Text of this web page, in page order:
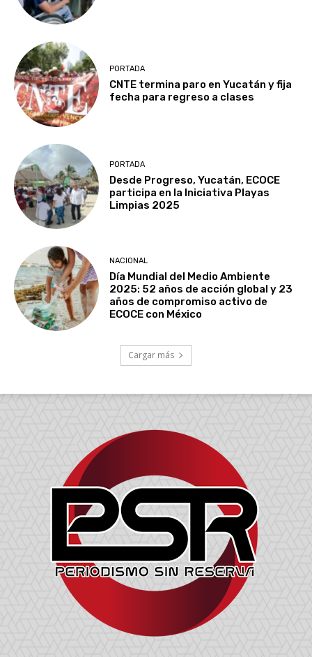
PORTADA
CNTE termina paro en Yucatán y fija
fecha para regreso a clases
PORTADA
Desde Progreso, Yucatán, ECOCE
participa en la Iniciativa Playas
Limpias 2025
NACIONAL
Día Mundial del Medio Ambiente
2025: 52 años de acción global y 23
años de compromiso activo de
ECOCE con México
Cargar más